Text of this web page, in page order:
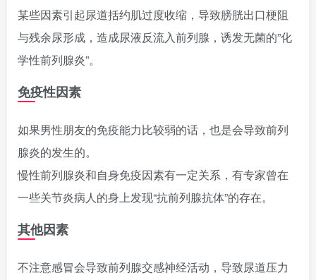
某些因素引起尿道括约肌过度收缩，导致膀胱出口梗阻
与残余尿形成，造成尿液反流入前列腺，诱发无菌的”化
学性前列腺炎”。
免疫性因素
如果男性朋友的免疫能力比较弱的话，也是会导致前列
腺炎的发生的。
慢性前列腺炎和自身免疫因素有一定关系，有专家曾在
一些关节炎病人的身上发现“抗前列腺抗体”的存在。
其他因素
不注意感冒会导致前列腺交感神经活动，导致尿道压力